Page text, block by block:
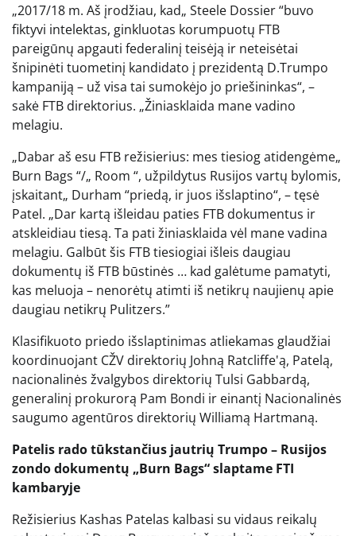
„2017/18 m. Aš įrodžiau, kad„ Steele Dossier “buvo
fiktyvi intelektas, ginkluotas korumpuotų FTB
pareigūnų apgauti federalinį teisėją ir neteisėtai
šnipinėti tuometinį kandidato į prezidentą D.Trumpo
kampaniją – už visa tai sumokėjo jo priešininkas“, –
sakė FTB direktorius. „Žiniasklaida mane vadino
melagiu.
„Dabar aš esu FTB režisierius: mes tiesiog atidengėme„
Burn Bags “/„ Room “, užpildytus Rusijos vartų bylomis,
įskaitant„ Durham “priedą, ir juos išslaptino“, – tęsė
Patel. „Dar kartą išleidau paties FTB dokumentus ir
atskleidiau tiesą. Ta pati žiniasklaida vėl mane vadina
melagiu. Galbūt šis FTB tiesiogiai išleis daugiau
dokumentų iš FTB būstinės … kad galėtume pamatyti,
kas meluoja – nenorėtų atimti iš netikrų naujienų apie
daugiau netikrų Pulitzers.”
Klasifikuoto priedo išslaptinimas atliekamas glaudžiai
koordinuojant CŽV direktorių Johną Ratcliffe'ą, Patelą,
nacionalinės žvalgybos direktorių Tulsi Gabbardą,
generalinį prokurorą Pam Bondi ir einantį Nacionalinės
saugumo agentūros direktorių Williamą Hartmaną.
Patelis rado tūkstančius jautrių Trumpo – Rusijos
zondo dokumentų „Burn Bags“ slaptame FTI
kambaryje
Režisierius Kashas Patelas kalbasi su vidaus reikalų